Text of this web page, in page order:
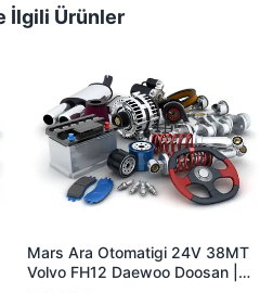
İlgili Ürünler
Mars Ara Otomatigi 24V 38MT
Volvo FH12 Daewoo Doosan |